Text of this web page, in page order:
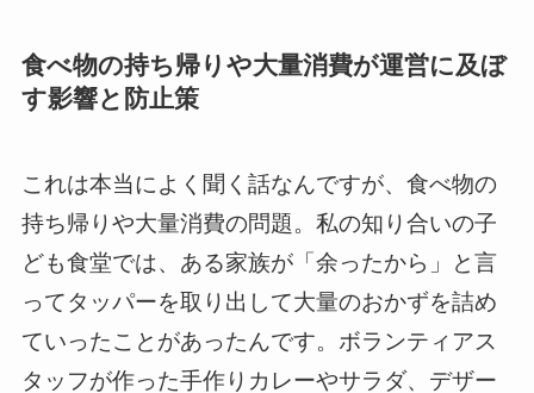
食べ物の持ち帰りや大量消費が運営に及ぼ
す影響と防止策
これは本当によく聞く話なんですが、食べ物の
持ち帰りや大量消費の問題。私の知り合いの子
ども食堂では、ある家族が「余ったから」と言
ってタッパーを取り出して大量のおかずを詰め
ていったことがあったんです。ボランティアス
タッフが作った手作りカレーやサラダ、デザー